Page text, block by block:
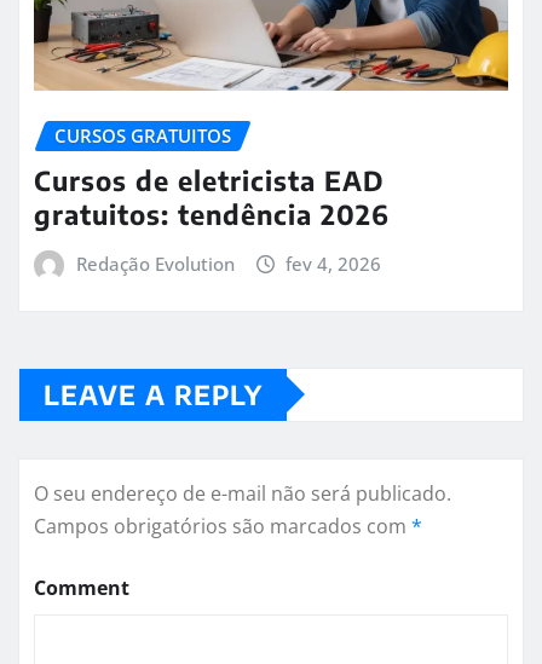
CURSOS GRATUITOS
Cursos de eletricista EAD
gratuitos: tendência 2026
Redação Evolution fev 4, 2026
LEAVE A REPLY
O seu endereço de e-mail não será publicado.
Campos obrigatórios são marcados com *
Comment